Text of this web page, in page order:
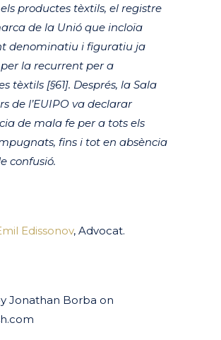
productes tèxtils, el registre
de la Unió que incloïa
denominatiu i figuratiu ja
la recurrent per a
tèxtils [§61]. Després, la Sala
de l’EUIPO va declarar
de mala fe per a tots els
fins i tot en absència
confusió.
Edissonov, Advocat.
Jonathan Borba on